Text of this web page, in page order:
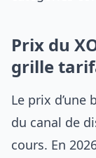
Prix du
grille
Le prix d’une
du canal de
cours. En